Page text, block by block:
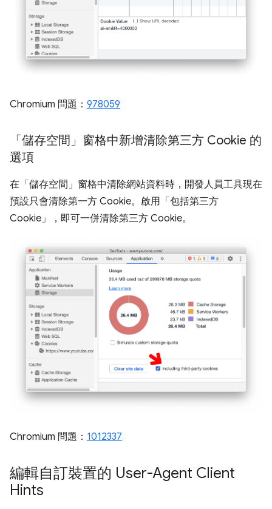
Chromium 問題： 978059
「儲存空間」窗格中新增清除第三方 Cookie 的
選項
在「儲存空間」 窗格中清除網站資料時，開發人員工具現在
預設只會清除第一方 Cookie。啟用「包括第三方
Cookie」
，即可一併清除第三方 Cookie。
Chromium 問題： 1012337
編輯自訂裝置的 User-Agent Client
Hints